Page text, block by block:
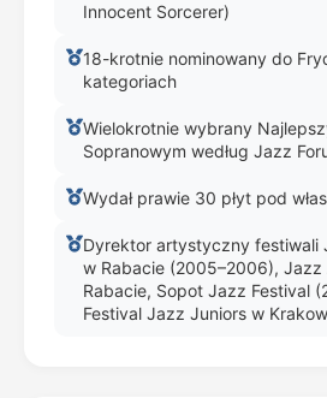
Innocent Sorcerer)
18-krotnie nominowany do
kategoriach
Wielokrotnie wybrany
Sopranowym według Jazz
Wydał prawie 30 płyt pod
Dyrektor artystyczny festiwali
w Rabacie (2005–2006), Jazz
Rabacie, Sopot Jazz Festival
Festival Jazz Juniors w